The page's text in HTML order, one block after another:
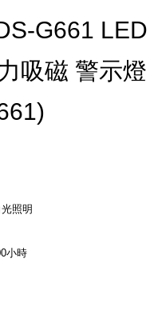
G661 LED
吸磁 警示燈
照明
小時